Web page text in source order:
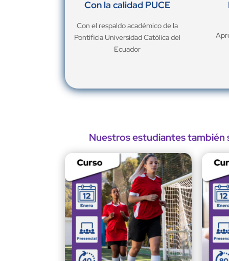
Con la calidad PUCE
Con el respaldo académico de la
Pontificia Universidad Católica del
Ecuador
Nuestros estudiantes también